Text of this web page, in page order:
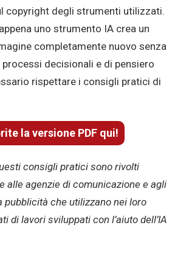
copyright degli strumenti utilizzati.
uno strumento IA crea un
completamente nuovo senza
processi decisionali e di pensiero
rispettare i consigli pratici di
la versione PDF qui!
consigli pratici sono rivolti
alle agenzie di comunicazione e agli
pubblicità che utilizzano nei loro
di lavori sviluppati con l’aiuto dell’IA